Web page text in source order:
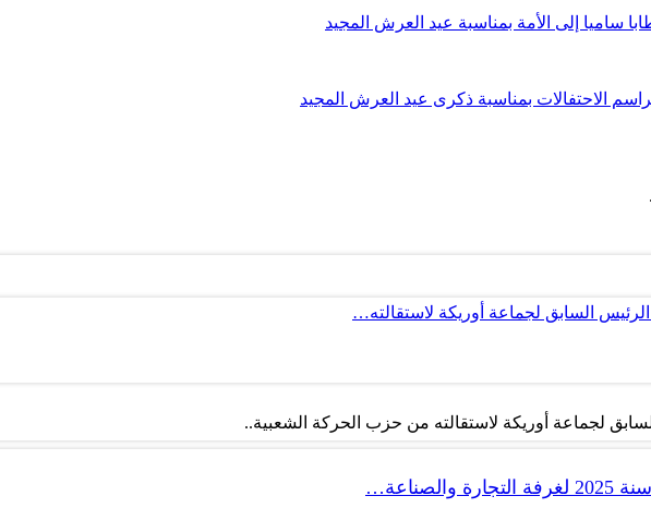
ساميا إلى الأمة بمناسبة عيد العرش المجيد
الاحتفالات بمناسبة ذكرى عيد العرش المجيد
السابق لجماعة أوريكة لاستقالته…
لجماعة أوريكة لاستقالته من حزب الحركة الشعبية..